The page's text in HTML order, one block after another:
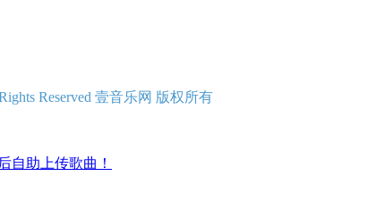
Reserved 壹音乐网 版权所有
自助上传歌曲！